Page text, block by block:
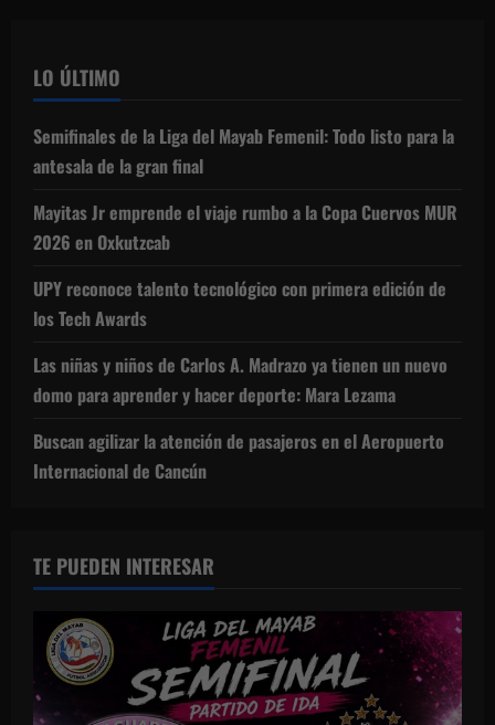
LO ÚLTIMO
Semifinales de la Liga del Mayab Femenil: Todo listo para la
antesala de la gran final
Mayitas Jr emprende el viaje rumbo a la Copa Cuervos MUR
2026 en Oxkutzcab
UPY reconoce talento tecnológico con primera edición de
los Tech Awards
Las niñas y niños de Carlos A. Madrazo ya tienen un nuevo
domo para aprender y hacer deporte: Mara Lezama
Buscan agilizar la atención de pasajeros en el Aeropuerto
Internacional de Cancún
TE PUEDEN INTERESAR